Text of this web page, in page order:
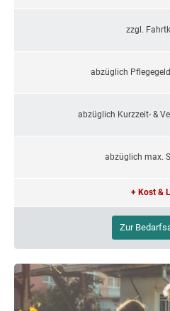
zzgl.
abzüglich
abzüglich Kurzzeit- &
abzüglich max.
+ Kost &
Zur